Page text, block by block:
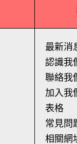
最新消
認識我
聯絡我
加入我
表格
常見問
相關網